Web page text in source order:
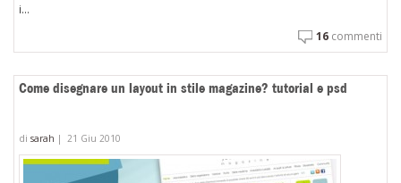
i...
16 commenti
Come disegnare un layout in stile magazine? tutorial e psd
di sarah | 21 Giu 2010